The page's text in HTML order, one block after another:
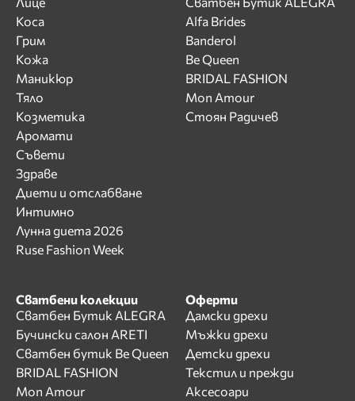
Коса
Грим
Кожа
Маникюр
Тяло
Козметика
Аромати
Съвети
Здраве
Диети и отслабване
Интимно
Лунна диета 2026
Ruse Fashion Week
Alfa Brides
Banderol
Be Queen
BRIDAL FASHION
Mon Amour
Стоян Радичев
Сватбени колекции
Сватбен Бутик ALEGRA
Бучински салон ARETI
Сватбен бутик Be Queen
BRIDAL FASHION
Mon Amour
Оферти
Дамски дрехи
Мъжки дрехи
Детски дрехи
Текстил и прежди
Аксесоари